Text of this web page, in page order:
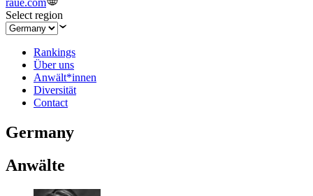
raue.com
Select region
Rankings
Über uns
Anwält*innen
Diversität
Contact
Germany
Anwälte